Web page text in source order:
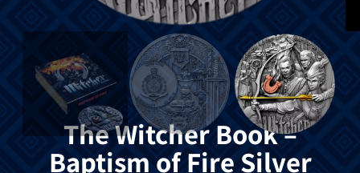
The Witcher Book –
Baptism of Fire Silver